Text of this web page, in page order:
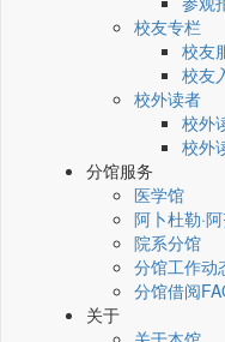
校友专栏
校友
校友
校外读者
校外
校外
分馆服务
医学馆
阿卜杜勒·
院系分馆
分馆工作动
分馆借阅
关于